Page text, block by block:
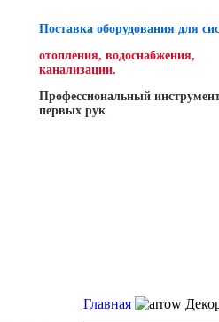
Поставка оборудования для
отопления, водоснабжения,
канализации.
Профессиональный
первых рук
Главная